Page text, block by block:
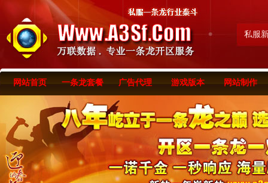
私服
网站首页 一条龙套餐 广告代理 游戏版本 网站制作